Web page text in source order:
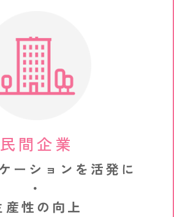
民間企業
ーションを活発に
・
産性の向上